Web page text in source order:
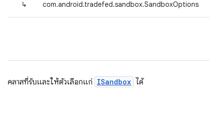
↳ com.android.tradefed.sandbox.SandboxOptions
คลาสที่รับและให้ตัวเลือกแก่ ISandbox ได้